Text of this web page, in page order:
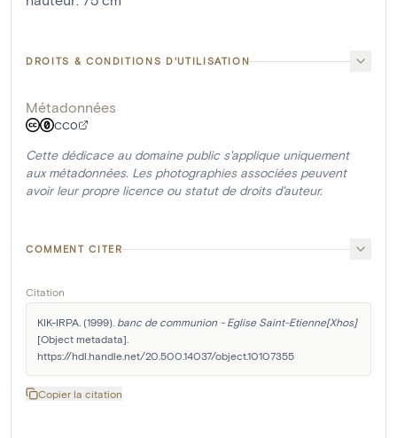
DROITS & CONDITIONS D'UTILISATION
Métadonnées
CC0
Cette dédicace au domaine public s'applique uniquement
aux métadonnées. Les photographies associées peuvent
avoir leur propre licence ou statut de droits d'auteur.
COMMENT CITER
Citation
KIK-IRPA. (1999). banc de communion - Eglise Saint-Etienne[Xhos]
[Object metadata].
https://hdl.handle.net/20.500.14037/object.10107355
Copier la citation